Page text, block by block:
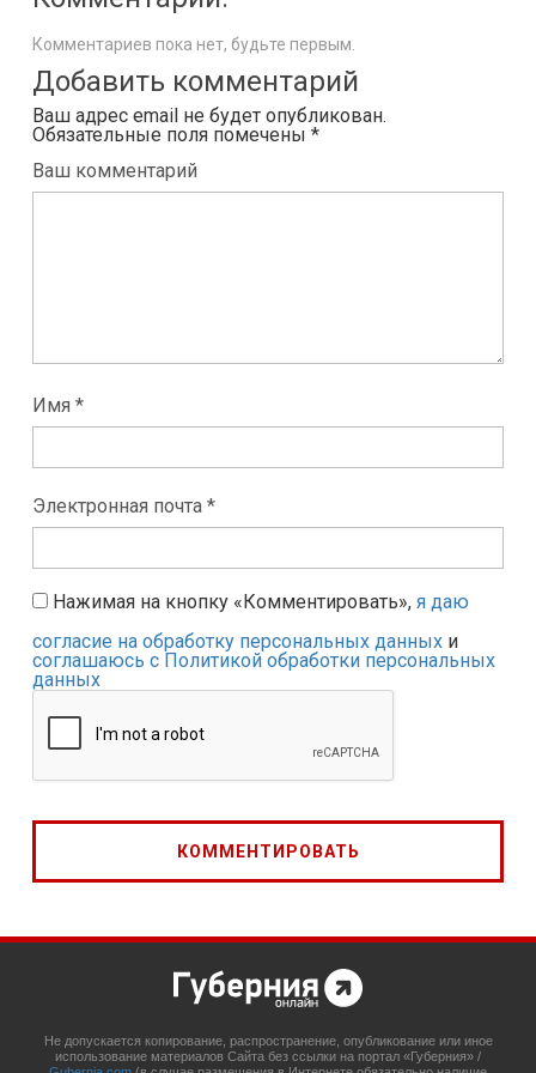
Комментариев пока нет, будьте первым.
Добавить комментарий
Ваш адрес email не будет опубликован.
Обязательные поля помечены *
Ваш комментарий
Имя *
Электронная почта *
Нажимая на кнопку «Комментировать», я даю
согласие на обработку персональных данных и
соглашаюсь с Политикой обработки персональных
данных
Не допускается копирование, распространение, опубликование или иное
использование материалов Сайта без ссылки на портал «Губерния» /